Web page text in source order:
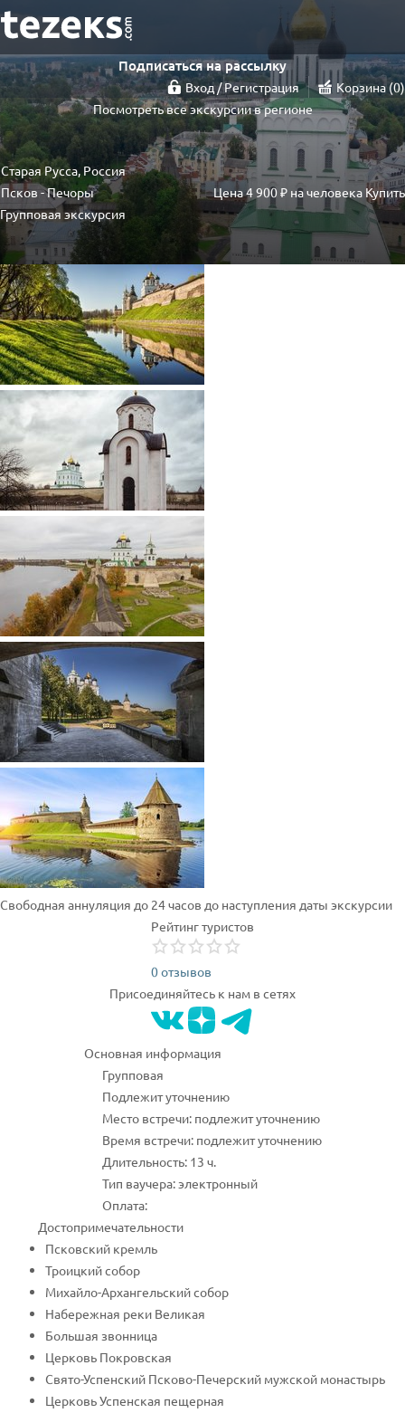
Подписаться на рассылку
Вход / Регистрация Корзина 0
Посмотреть все экскурсии в регионе
Старая Русса, Россия
Псков - Печоры
Групповая экскурсия
Цена4 900 ₽ на человека Купить
Свободная аннуляция до 24 часов до наступления даты экскурсии
Рейтинг туристов
0 отзывов
Присоединяйтесь к нам в сетях
Основная информация
Групповая
Подлежит уточнению
Место встречи: подлежит уточнению
Время встречи: подлежит уточнению
Длительность: 13 ч.
Тип ваучера: электронный
Оплата:
Достопримечательности
Псковский кремль
Троицкий собор
Михайло-Архангельский собор
Набережная реки Великая
Большая звонница
Церковь Покровская
Свято-Успенский Псково-Печерский мужской монастырь
Церковь Успенская пещерная